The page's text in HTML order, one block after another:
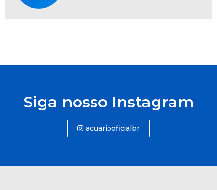
Siga nosso Instagram
aquariooficialbr